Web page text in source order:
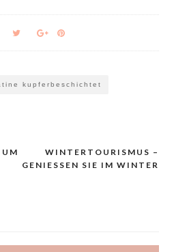
kupferbeschichtet
WINTERTOURISMUS –
GENIESSEN SIE IM WINTER